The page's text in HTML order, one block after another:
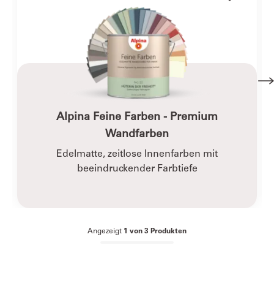
Alpina Feine Farben - Premium
Wandfarben
Edelmatte, zeitlose Innenfarben mit
beeindruckender Farbtiefe
Angezeigt 1 von 3 Produkten